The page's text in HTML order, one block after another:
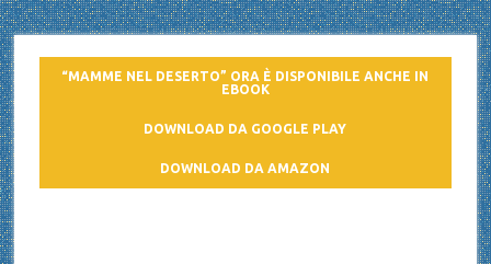
“MAMME NEL DESERTO” ORA È DISPONIBILE ANCHE IN
EBOOK
DOWNLOAD DA GOOGLE PLAY
DOWNLOAD DA AMAZON